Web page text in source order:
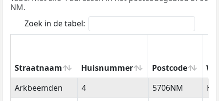
NM.
Zoek in de tabel:
Straatnaam Huisnummer Postcode
Straatnaam
Huisnummer Postcode
Arkbeemden 4 5706NM